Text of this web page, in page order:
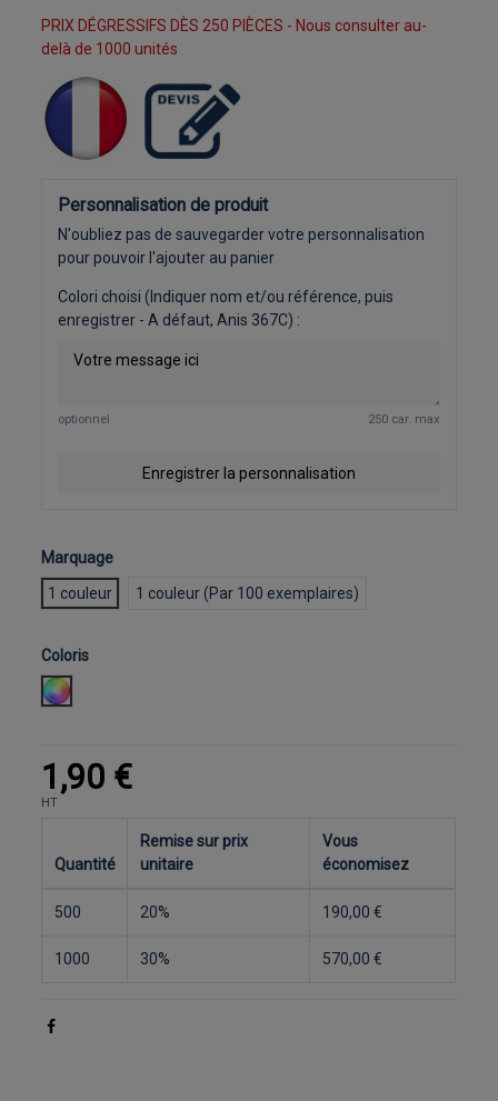
PRIX DÉGRESSIFS DÈS 250 PIÈCES - Nous consulter au-
delà de 1000 unités
Personnalisation de produit
N'oubliez pas de sauvegarder votre personnalisation
pour pouvoir l'ajouter au panier
Colori choisi (Indiquer nom et/ou référence, puis
enregistrer - A défaut, Anis 367C) :
optionnel 250 car. max
Enregistrer la personnalisation
Marquage
1 couleur
1 couleur (Par 100 exemplaires)
Coloris
A choisir nuancier ci-dessous et indiquer en Personnalisation
1,90 €
HT
Quantité
Remise sur prix
unitaire
Vous
économisez
500 20% 190,00 €
1000 30% 570,00 €